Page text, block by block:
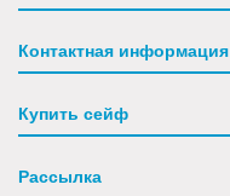
Контактная информация
Купить сейф
Рассылка